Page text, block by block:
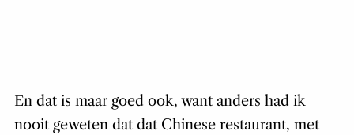
En dat is maar goed ook, want anders had ik
nooit geweten dat dat Chinese restaurant, met